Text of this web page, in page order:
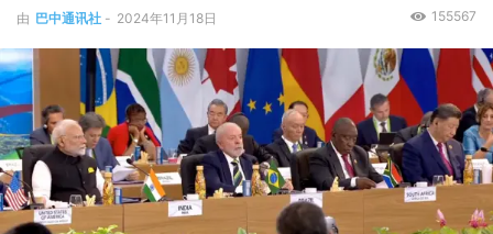
由 巴中通讯社 - 2024年11月18日 155567